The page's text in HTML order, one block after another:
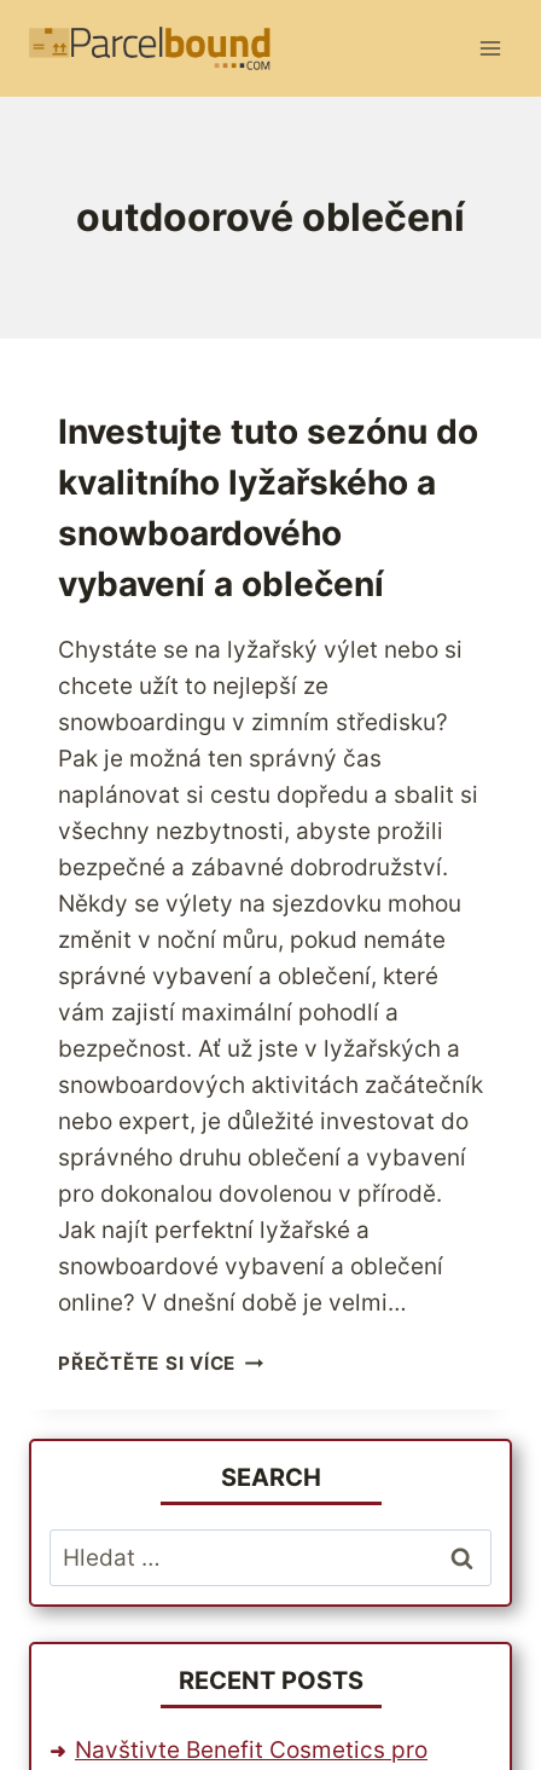
outdoorové oblečení
Investujte tuto sezónu do
kvalitního lyžařského a
snowboardového
vybavení a oblečení
Chystáte se na lyžařský výlet nebo si
chcete užít to nejlepší ze
snowboardingu v zimním středisku?
Pak je možná ten správný čas
naplánovat si cestu dopředu a sbalit si
všechny nezbytnosti, abyste prožili
bezpečné a zábavné dobrodružství.
Někdy se výlety na sjezdovku mohou
změnit v noční můru, pokud nemáte
správné vybavení a oblečení, které
vám zajistí maximální pohodlí a
bezpečnost. Ať už jste v lyžařských a
snowboardových aktivitách začátečník
nebo expert, je důležité investovat do
správného druhu oblečení a vybavení
pro dokonalou dovolenou v přírodě.
Jak najít perfektní lyžařské a
snowboardové vybavení a oblečení
online? V dnešní době je velmi…
PŘEČTĚTE SI VÍCE INVESTUJTE
DO
KVALITNÍHO
LYŽAŘSKÉHO
A
VYBAVENÍ
A
OBLEČENÍ
SEARCH
Vyhledávání
RECENT POSTS
Navštivte Benefit Cosmetics pro